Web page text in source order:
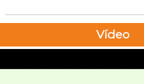
Vídeo